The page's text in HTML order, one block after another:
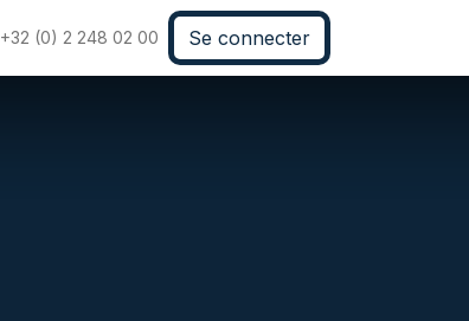
+32 (0) 2 248 02 00 Se connecter